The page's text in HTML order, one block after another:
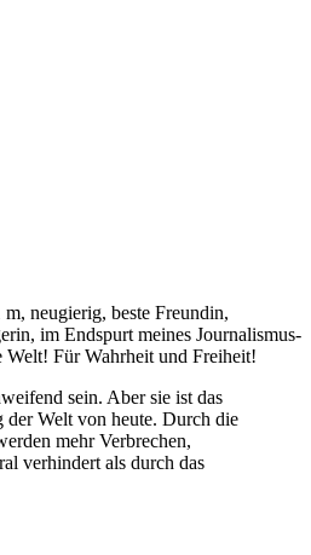
neugierig, beste Freundin,
im Endspurt meines Journalismus-
Welt! Für Wahrheit und Freiheit!
sein. Aber sie ist das
der Welt von heute. Durch die
mehr Verbrechen,
verhindert als durch das